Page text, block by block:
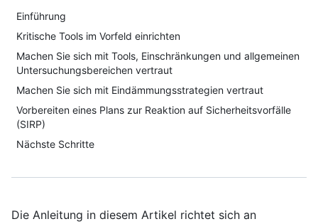
Einführung
Kritische Tools im Vorfeld einrichten
Machen Sie sich mit Tools, Einschränkungen und allgemeinen
Untersuchungsbereichen vertraut
Machen Sie sich mit Eindämmungsstrategien vertraut
Vorbereiten eines Plans zur Reaktion auf Sicherheitsvorfälle
(SIRP)
Nächste Schritte
Die Anleitung in diesem Artikel richtet sich an